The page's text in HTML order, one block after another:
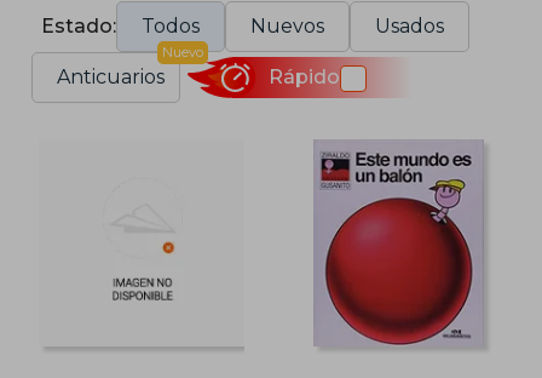
Estado: Todos Nuevos Usados
Anticuarios
Nuevo
Rápido